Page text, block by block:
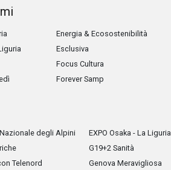
Energia & Ecosostenibilità
Esclusiva
Focus Cultura
Forever Samp
degli Alpini
Telenord
EXPO Osaka - La Liguria
G19+2 Sanità
Genova Meravigliosa